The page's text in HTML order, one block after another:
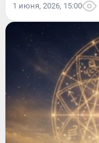
1 июня, 2026, 15:00